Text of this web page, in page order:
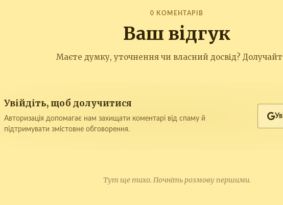
0 КОМЕНТАРІВ
Ваш відгук
Маєте думку, уточнення чи власний досвід?
Увійдіть, щоб долучитися
Авторизація допомагає нам захищати коментарі від спаму й
підтримувати змістовне обговорення.
Тут ще тихо. Почніть розмову першими.